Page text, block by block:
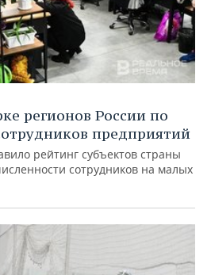
регионов России по
предприятий
рейтинг субъектов страны
сотрудников на малых